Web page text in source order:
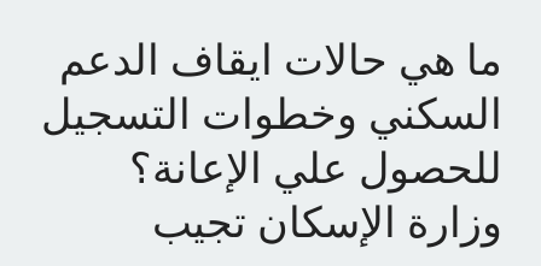
ما هي حالات ايقاف الدعم
السكني وخطوات التسجيل
للحصول علي الإعانة؟
وزارة الإسكان تجيب